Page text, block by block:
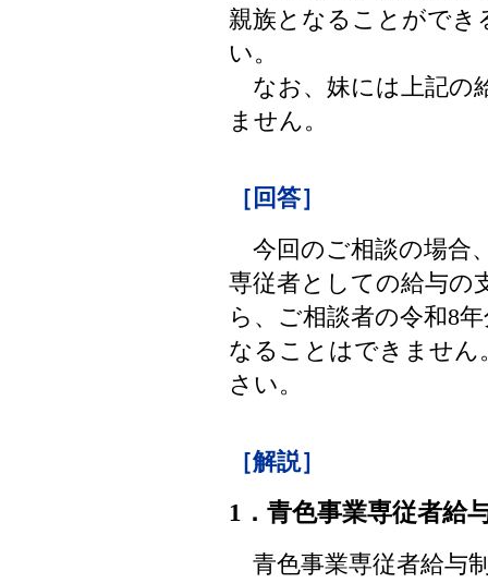
親族となることがで
い。
なお、妹には上記の
ません。
［回答］
今回のご相談の場合
専従者としての給与の
ら、ご相談者の令和8
なることはできません
さい。
［解説］
1．青色事業専従者給
青色事業専従者給与